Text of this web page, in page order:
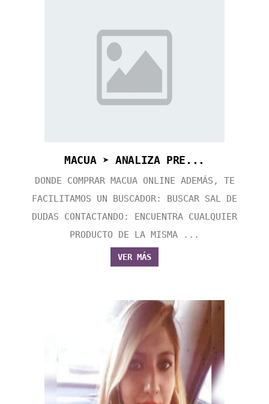
MACUA ➤ ANALIZA PRE...
DONDE COMPRAR MACUA ONLINE ADEMÁS, TE
FACILITAMOS UN BUSCADOR: BUSCAR SAL DE
DUDAS CONTACTANDO: ENCUENTRA CUALQUIER
PRODUCTO DE LA MISMA ...
VER MÁS